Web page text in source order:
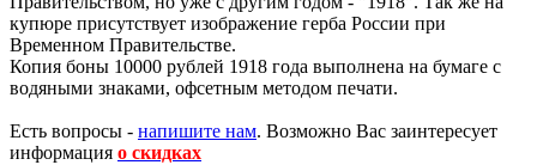
купюре присутствует изображение герба России при
Временном Правительстве.
Копия боны 10000 рублей 1918 года выполнена на бумаге с
водяными знаками, офсетным методом печати.
Есть вопросы - напишите нам. Возможно Вас заинтересует
информация о скидках